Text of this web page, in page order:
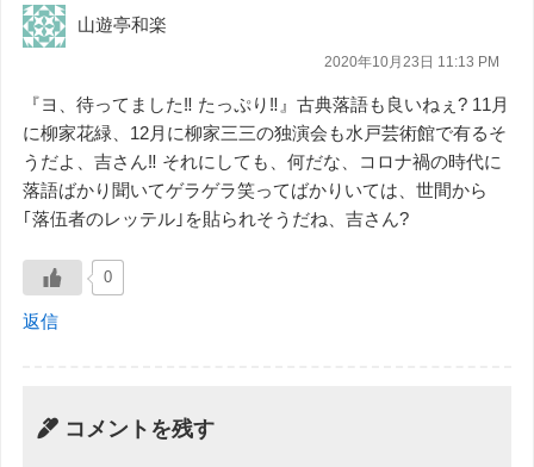
山遊亭和楽
2020年10月23日 11:13 PM
『ヨ、待ってました‼️ たっぷり‼️』古典落語も良いねぇ? 11月
に柳家花緑、12月に柳家三三の独演会も水戸芸術館で有るそ
うだよ、吉さん‼️ それにしても、何だな、コロナ禍の時代に
落語ばかり聞いてゲラゲラ笑ってばかりいては、世間から
｢落伍者のレッテル｣を貼られそうだね、吉さん?
0
返信
コメントを残す